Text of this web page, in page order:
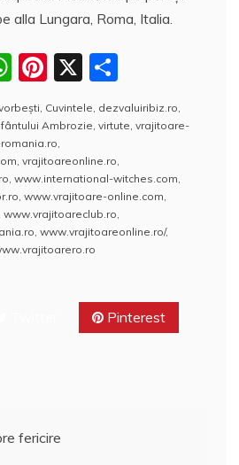
alla Lungara, Roma, Italia.
W
h
at
s
A
p
p
Pi
nt
er
e
st
X
a
rt
e
a
z
Cuvintele dezvaluiribiz.ro
Ambrozie virtute vrajitoare-
vrajitoareonline.ro
www.international-witches.com
www.vrajitoare-online.com
www.vrajitoareclub.ro
www.vrajitoareonline.ro/,
Pinterest
fericire